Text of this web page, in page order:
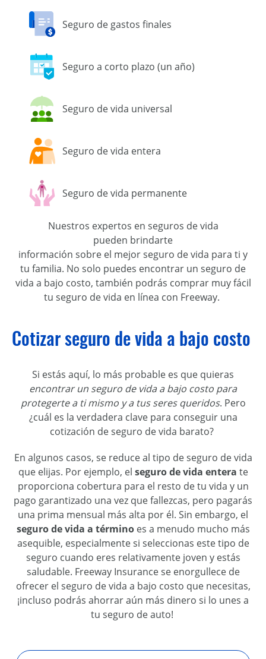
Seguro de gastos finales
Seguro a corto plazo (un año)
Seguro de vida universal
Seguro de vida entera
Seguro de vida permanente
Nuestros expertos en seguros de vida
pueden brindarte
información sobre el mejorseguro de vida para ti y
tu familia. No solo puedes encontrar un seguro de
vida a bajo costo, también podrás comprarmuy fácil
tu seguro de vida en línea con Freeway.
Cotizar seguro de vida a bajo costo
Si estás aquí, lo más probable es que quieras
encontrar un seguro de vidaa bajo costo para
protegerte a ti mismo y a tus seres queridos. Pero
¿cuál es la verdadera clave para conseguir una
cotización de seguro de vida barato?
En algunos casos, se reduce al tipo de seguro de vida
que elijas. Por ejemplo, el seguro de vida entera te
proporciona cobertura para el resto de tu vida y un
pago garantizado una vez que fallezcas, pero pagarás
una prima mensual más alta por él. Sin embargo, el
seguro de vida a términoes a menudo mucho más
asequible, especialmente si seleccionas este tipo de
seguro cuando eres relativamente joven y estás
saludable. Freeway Insurance se enorgullece de
ofrecer el seguro de vida a bajo costo que necesitas,
¡incluso podrás ahorrar aún más dinero si lo unes a
tu seguro deauto!